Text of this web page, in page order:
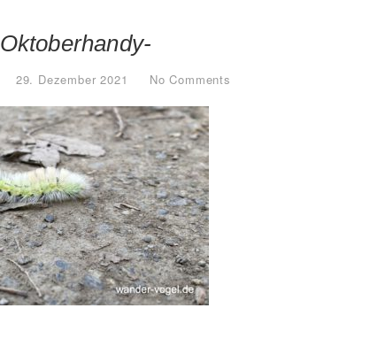
Oktoberhandy-
29. Dezember 2021 No Comments